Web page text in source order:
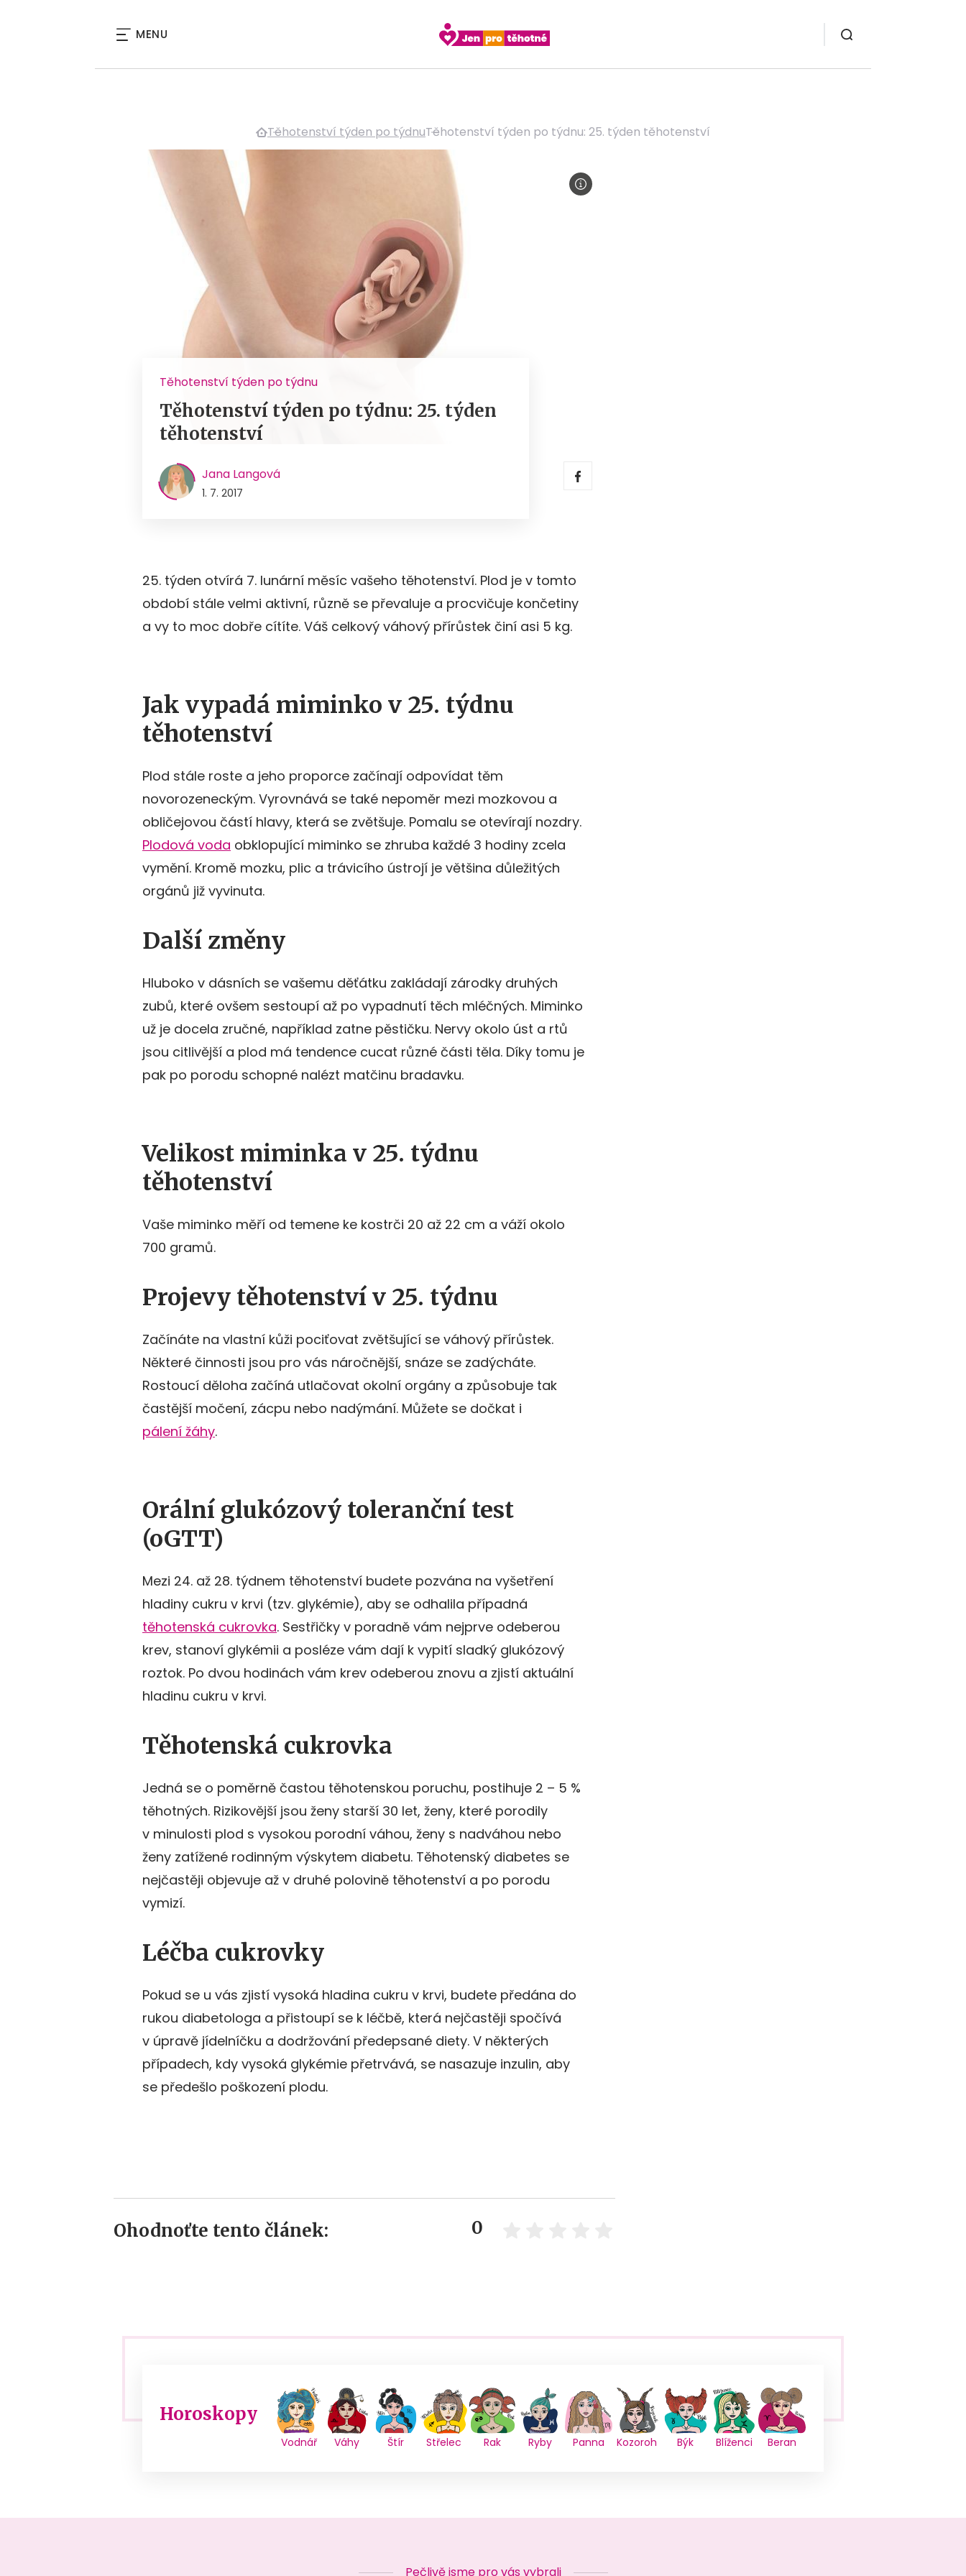
MENU
Těhotenství týden po týdnuTěhotenství týden po týdnu: 25. týden těhotenství
Těhotenství týden po týdnu
Těhotenství týden po týdnu: 25. týden
těhotenství
Jana Langová
1. 7. 2017
25. týden otvírá 7. lunární měsíc vašeho těhotenství. Plod je v tomto
období stále velmi aktivní, různě se převaluje a procvičuje končetiny
a vy to moc dobře cítíte. Váš celkový váhový přírůstek činí asi 5 kg.
Jak vypadá miminko v 25. týdnu
těhotenství
Plod stále roste a jeho proporce začínají odpovídat těm
novorozeneckým. Vyrovnává se také nepoměr mezi mozkovou a
obličejovou částí hlavy, která se zvětšuje. Pomalu se otevírají nozdry.
Plodová voda obklopující miminko se zhruba každé 3 hodiny zcela
vymění. Kromě mozku, plic a trávicího ústrojí je většina důležitých
orgánů již vyvinuta.
Další změny
Hluboko v dásních se vašemu děťátku zakládají zárodky druhých
zubů, které ovšem sestoupí až po vypadnutí těch mléčných. Miminko
už je docela zručné, například zatne pěstičku. Nervy okolo úst a rtů
jsou citlivější a plod má tendence cucat různé části těla. Díky tomu je
pak po porodu schopné nalézt matčinu bradavku.
Velikost miminka v 25. týdnu
těhotenství
Vaše miminko měří od temene ke kostrči 20 až 22 cm a váží okolo
700 gramů.
Projevy těhotenství v 25. týdnu
Začínáte na vlastní kůži pociťovat zvětšující se váhový přírůstek.
Některé činnosti jsou pro vás náročnější, snáze se zadýcháte.
Rostoucí děloha začíná utlačovat okolní orgány a způsobuje tak
častější močení, zácpu nebo nadýmání. Můžete se dočkat i
pálení žáhy.
Orální glukózový toleranční test
(oGTT)
Mezi 24. až 28. týdnem těhotenství budete pozvána na vyšetření
hladiny cukru v krvi (tzv. glykémie), aby se odhalila případná
těhotenská cukrovka. Sestřičky v poradně vám nejprve odeberou
krev, stanoví glykémii a posléze vám dají k vypití sladký glukózový
roztok. Po dvou hodinách vám krev odeberou znovu a zjistí aktuální
hladinu cukru v krvi.
Těhotenská cukrovka
Jedná se o poměrně častou těhotenskou poruchu, postihuje 2 – 5 %
těhotných. Rizikovější jsou ženy starší 30 let, ženy, které porodily
v minulosti plod s vysokou porodní váhou, ženy s nadváhou nebo
ženy zatížené rodinným výskytem diabetu. Těhotenský diabetes se
nejčastěji objevuje až v druhé polovině těhotenství a po porodu
vymizí.
Léčba cukrovky
Pokud se u vás zjistí vysoká hladina cukru v krvi, budete předána do
rukou diabetologa a přistoupí se k léčbě, která nejčastěji spočívá
v úpravě jídelníčku a dodržování předepsané diety. V některých
případech, kdy vysoká glykémie přetrvává, se nasazuje inzulin, aby
se předešlo poškození plodu.
Ohodnoťte tento článek: 0
Horoskopy
Vodnář Váhy Štír Střelec Rak Ryby Panna Kozoroh Býk Blíženci Beran
Pečlivě jsme pro vás vybrali